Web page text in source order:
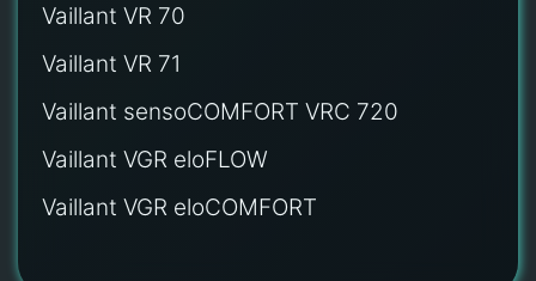
Vaillant VR 70
Vaillant VR 71
Vaillant sensoCOMFORT VRC 720
Vaillant VGR eloFLOW
Vaillant VGR eloCOMFORT